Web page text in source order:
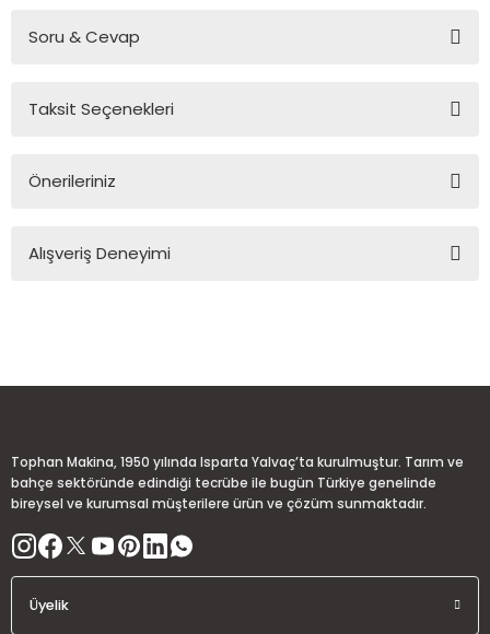
Soru & Cevap
Ürün hakkında henüz soru sorulmamış.
Taksit Seçenekleri
Önerileriniz
konularda yetersiz gördüğünüz noktaları öneri formunu
Bu ürüne benzer farklı alternatifler olmalı.
Alışveriş Deneyimi
Tophan Makina, 1950 yılında Isparta Yalvaç’ta kurulmuştur. Tarım ve
bahçe sektöründe edindiği tecrübe ile bugün Türkiye genelinde
bireysel ve kurumsal müşterilere ürün ve çözüm sunmaktadır.
Üyelik